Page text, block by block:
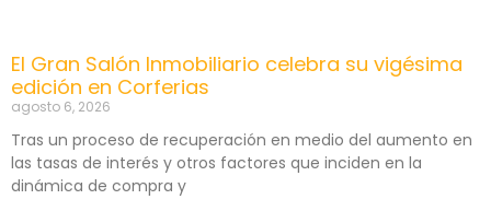
El Gran Salón Inmobiliario celebra su vigésima
edición en Corferias
agosto 6, 2026
Tras un proceso de recuperación en medio del aumento en
las tasas de interés y otros factores que inciden en la
dinámica de compra y